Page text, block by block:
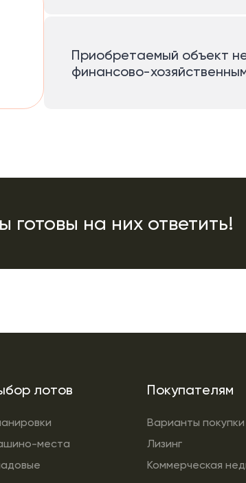
Приобретаемый объект
финансово-
на них ответить!
лотов
места
Покупателям
Варианты покупки
Лизинг
Коммерческая